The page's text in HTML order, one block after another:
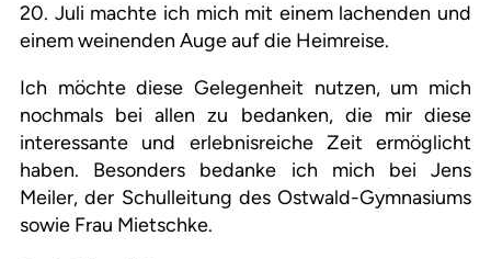
20. Juli machte ich mich mit einem lachenden und
einem weinenden Auge auf die Heimreise.
Ich möchte diese Gelegenheit nutzen, um mich
nochmals bei allen zu bedanken, die mir diese
interessante und erlebnisreiche Zeit ermöglicht
haben. Besonders bedanke ich mich bei Jens
Meiler, der Schulleitung des Ostwald-Gymnasiums
sowie Frau Mietschke.